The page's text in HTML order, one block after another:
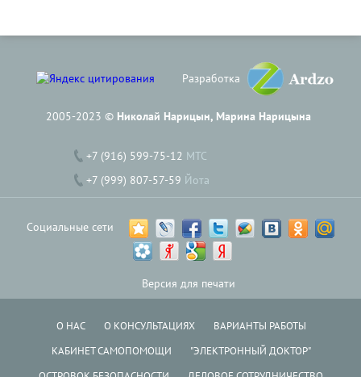
Разработка
2005-2023 © Николай Нарицын, Марина Нарицына
+7 (916) 599-75-12 МТС
+7 (999) 807-57-59 Йота
Социальные сети
Версия для печати
О НАС О КОНСУЛЬТАЦИЯХ
ВАРИАНТЫ РАБОТЫ
КАБИНЕТ САМОПОМОЩИ
"ЭЛЕКТРОННЫЙ ДОКТОР"